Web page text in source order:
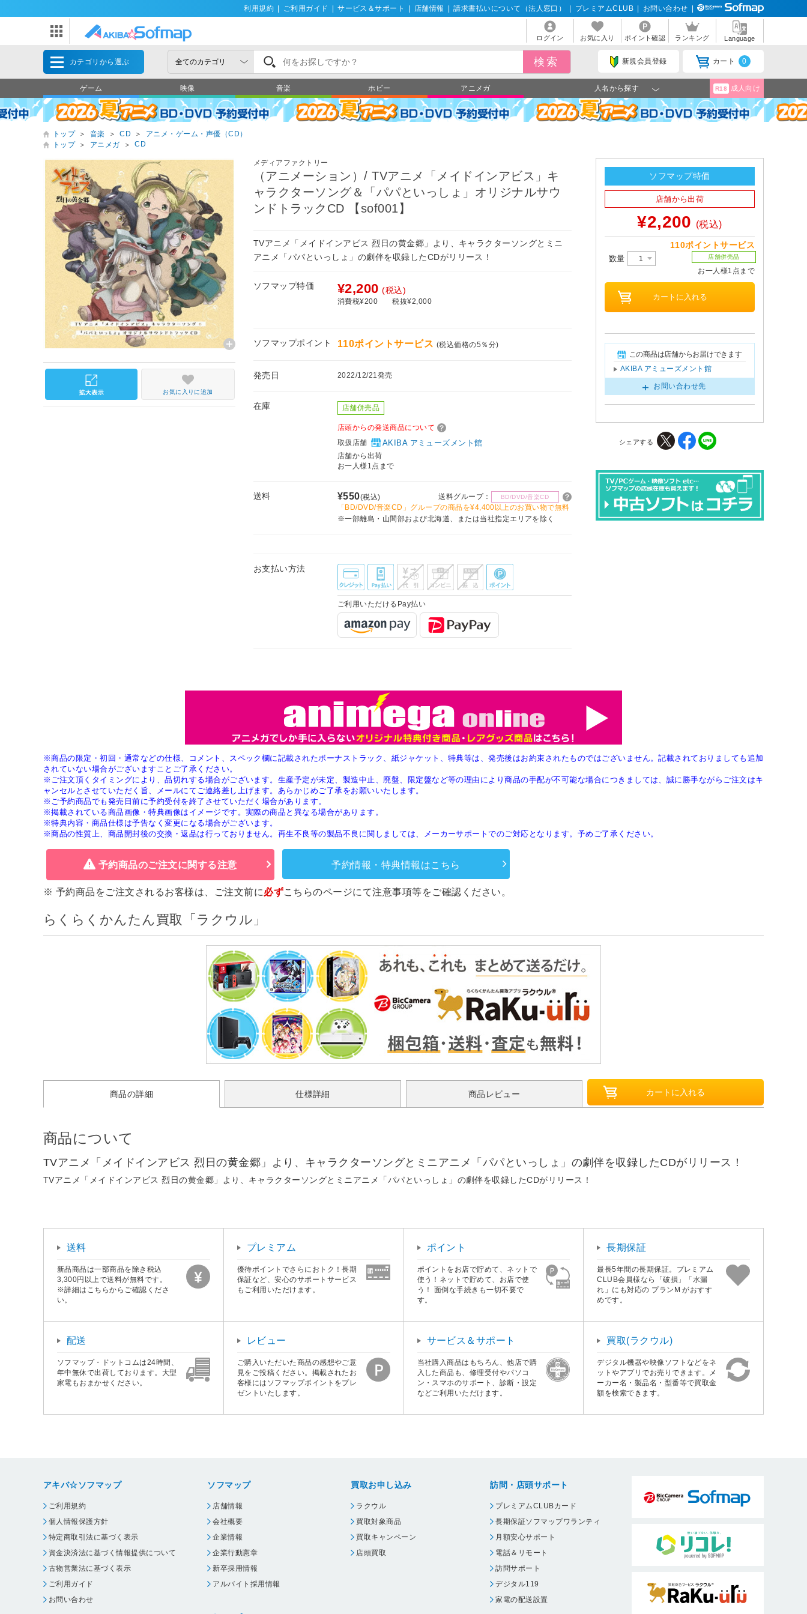
利用規約 ご利用ガイド サービス＆サポート 店舗情報 請求書払いについて（法人窓口） プレミアムCLUB お問い合わせ
ログイン お気に入り ポイント確認 ランキング Language
カテゴリから選ぶ 新規会員登録 カート 0
ゲーム 映像 音楽 ホビー アニメガ 人名から探す R18 成人向け
トップ ＞ 音楽 ＞ CD ＞
アニメ・ゲーム・声優（CD）
トップ
＞ アニメガ ＞ CD
メディアファクトリー
（アニメーション）/ TVアニメ「メイドインアビス」キ
ャラクターソング＆「パパといっしょ」オリジナルサウ
ンドトラックCD 【sof001】
TVアニメ「メイドインアビス 烈日の黄金郷」より、キャラクターソングとミニ
アニメ「パパといっしょ」の劇伴を収録したCDがリリース！
ソフマップ特価 ¥2,200 (税込)
消費税¥200 税抜¥2,000
ソフマップポイント 110ポイントサービス (税込価格の5％分)
発売日 2022/12/21発売
在庫 店舗併売品
店頭からの発送商品について
取扱店舗
AKIBA アミューズメント館
店舗から出荷
お一人様1点まで
送料 ¥550(税込) 送料グループ： BD/DVD/音楽CD
「BD/DVD/音楽CD」グループの商品を¥4,400以上のお買い物で無料
※一部離島・山間部および北海道、または当社指定エリアを除く
お支払い方法
ご利用いただけるPay払い
お気に入りに追加
ソフマップ特価
店舗から出荷
¥2,200 (税込)
110ポイントサービス
数量 店舗併売品
お一人様1点まで
この商品は店舗からお届けできます
AKIBA アミューズメント館
お問い合わせ先
シェアする
※商品の限定・初回・通常などの仕様、コメント、スペック欄に記載されたボーナストラック、紙ジャケット、特典等は、発売後はお約束されたものではございません。記載されておりましても追加
されていない場合がございますことご了承ください。
※ご注文頂くタイミングにより、品切れする場合がございます。生産予定が未定、製造中止、廃盤、限定盤など等の理由により商品の手配が不可能な場合につきましては、誠に勝手ながらご注文はキ
ャンセルとさせていただく旨、メールにてご連絡差し上げます。あらかじめご了承をお願いいたします。
※ご予約商品でも発売日前に予約受付を終了させていただく場合があります。
※掲載されている商品画像・特典画像はイメージです。実際の商品と異なる場合があります。
※特典内容・商品仕様は予告なく変更になる場合がございます。
※商品の性質上、商品開封後の交換・返品は行っておりません。再生不良等の製品不良に関しましては、メーカーサポートでのご対応となります。予めご了承ください。
予約商品のご注文に関する注意 予約情報・特典情報はこちら
※ 予約商品をご注文されるお客様は、ご注文前に必ずこちらのページにて注意事項等をご確認ください。
らくらくかんたん買取「ラクウル」
商品の詳細 仕様詳細 商品レビュー
商品について
TVアニメ「メイドインアビス 烈日の黄金郷」より、キャラクターソングとミニアニメ「パパといっしょ」の劇伴を収録したCDがリリース！
TVアニメ「メイドインアビス 烈日の黄金郷」より、キャラクターソングとミニアニメ「パパといっしょ」の劇伴を収録したCDがリリース！
送料
新品商品は一部商品を除き税込
3,300円以上で送料が無料です。
※詳細はこちらからご確認くださ
い。
プレミアム
優待ポイントでさらにおトク！長期
保証など、安心のサポートサービス
もご利用いただけます。
ポイント
ポイントをお店で貯めて、ネットで
使う！ネットで貯めて、お店で使
う！ 面倒な手続きも一切不要で
す。
長期保証
最長5年間の長期保証。プレミアム
CLUB会員様なら「破損」「水漏
れ」にも対応の プランM がおすす
めです。
配送
ソフマップ・ドットコムは24時間、
年中無休で出荷しております。大型
家電もおまかせください。
レビュー
ご購入いただいた商品の感想やご意
見をご投稿ください。掲載されたお
客様にはソフマップポイントをプレ
ゼントいたします。
サービス＆サポート
当社購入商品はもちろん、他店で購
入した商品も、修理受付やパソコ
ン・スマホのサポート、診断・設定
などご利用いただけます。
買取(ラクウル)
デジタル機器や映像ソフトなどをネ
ットやアプリでお売りできます。メ
ーカー名・製品名・型番等で買取金
額を検索できます。
アキバ☆ソフマップ
ご利用規約
個人情報保護方針
特定商取引法に基づく表示
資金決済法に基づく情報提供について
古物営業法に基づく表示
ご利用ガイド
お問い合わせ
ソフマップ
店舗情報
会社概要
企業情報
企業行動憲章
新卒採用情報
アルバイト採用情報
買取お申し込み
ラクウル
買取対象商品
買取キャンペーン
店頭買取
訪問・店頭サポート
プレミアムCLUBカード
長期保証ソフマップワランティ
月額安心サポート
電話＆リモート
訪問サポート
デジタル119
家電の配送設置